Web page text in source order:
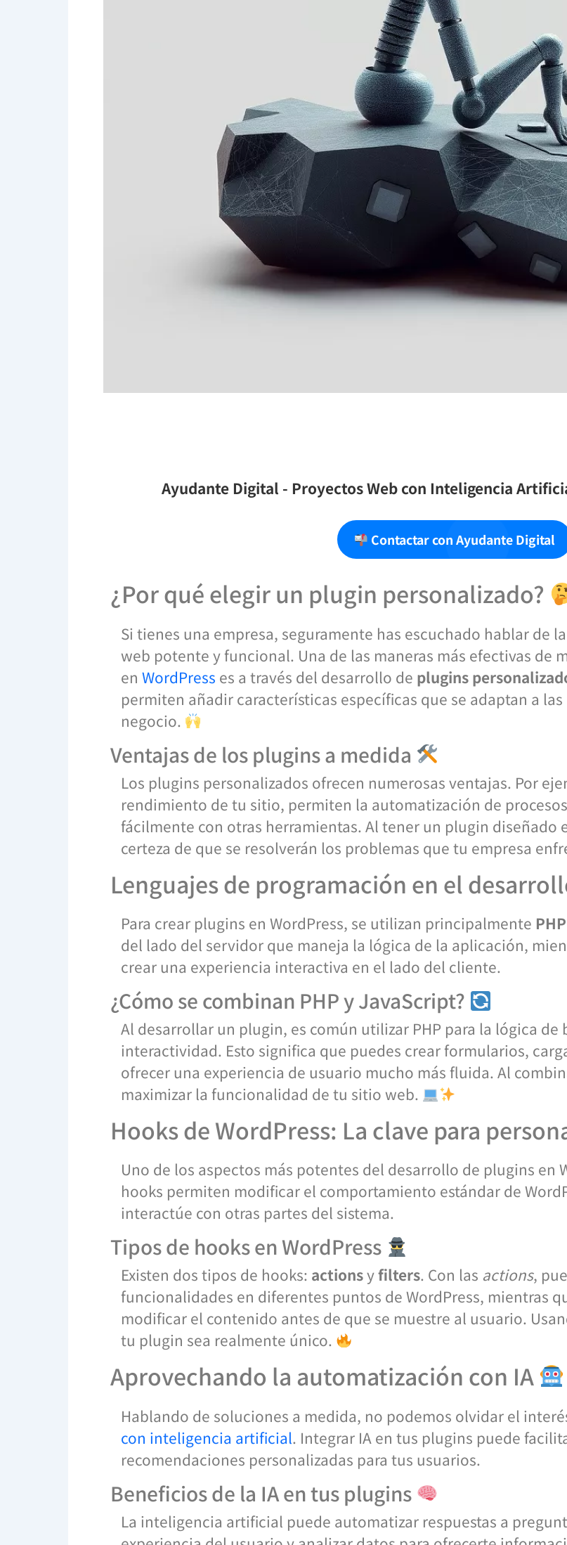
Ayudante Digital - Proyectos Web con Inteligencia
Contactar con Ayudante Digital
¿Por qué elegir un plugin personalizado?
Si tienes una empresa, seguramente has escuchado hablar de
web potente y funcional. Una de las maneras más efectivas de
en WordPress es a través del desarrollo de plugins
permiten añadir características específicas que se adaptan a
negocio.
Ventajas de los plugins a medida
Los plugins personalizados ofrecen numerosas ventajas. Por
rendimiento de tu sitio, permiten la automatización de
fácilmente con otras herramientas. Al tener un plugin diseñado
certeza de que se resolverán los problemas que tu empresa
Lenguajes de programación en el
Para crear plugins en WordPress, se utilizan principalmente PHP
del lado del servidor que maneja la lógica de la aplicación,
crear una experiencia interactiva en el lado del cliente.
¿Cómo se combinan PHP y JavaScript?
Al desarrollar un plugin, es común utilizar PHP para la lógica de
interactividad. Esto significa que puedes crear formularios,
ofrecer una experiencia de usuario mucho más fluida. Al
maximizar la funcionalidad de tu sitio web.
Hooks de WordPress: La clave para
Uno de los aspectos más potentes del desarrollo de plugins en
hooks permiten modificar el comportamiento estándar de
interactúe con otras partes del sistema.
Tipos de hooks en WordPress
Existen dos tipos de hooks: actionsyfilters. Con las actions,
funcionalidades en diferentes puntos de WordPress, mientras
modificar el contenido antes de que se muestre al usuario.
tu plugin sea realmente único.
Aprovechando la automatización con IA
Hablando de soluciones a medida, no podemos olvidar el
con inteligencia artificial. Integrar IA en tus plugins puede
recomendaciones personalizadas para tus usuarios.
Beneficios de la IA en tus plugins
La inteligencia artificial puede automatizar respuestas a